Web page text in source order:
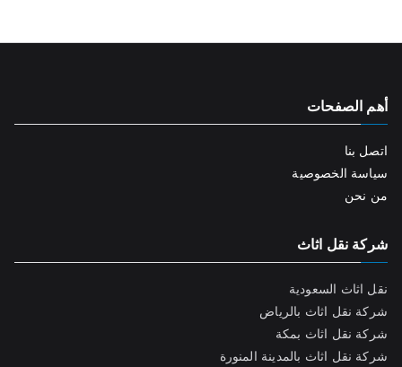
أهم الصفحات
اتصل بنا
سياسة الخصوصية
من نحن
شركة نقل اثاث
نقل اثاث السعودية
شركة نقل اثاث بالرياض
شركة نقل اثاث بمكة
شركة نقل اثاث بالمدينة المنورة